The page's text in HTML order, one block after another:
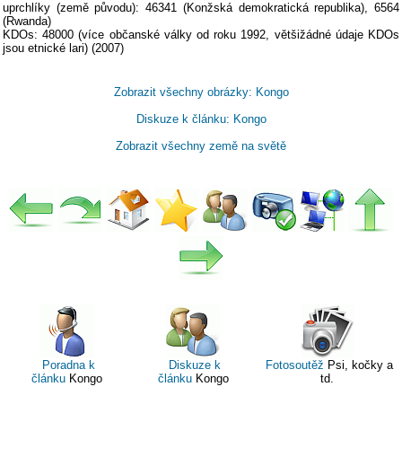
uprchlíky (země původu): 46341 (Konžská demokratická republika), 6564
(Rwanda)
KDOs: 48000 (více občanské války od roku 1992, většižádné údaje KDOs
jsou etnické lari) (2007)
Zobrazit všechny obrázky: Kongo
Diskuze k článku: Kongo
Zobrazit všechny země na světě
Poradna k
článku Kongo
Diskuze k
článkuKongo
Fotosoutěž Psi, kočky a
td.